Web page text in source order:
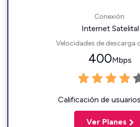
Conexión:
Internet Satelital
Velocidades de descarga
400Mbps
Calificación de
Ver Planes